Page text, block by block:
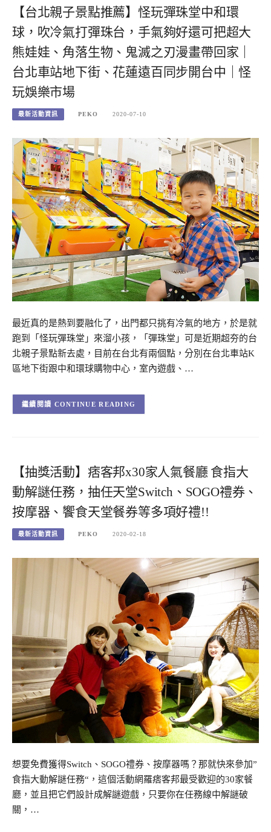
【台北親子景點推薦】怪玩彈珠堂中和環
球，吹冷氣打彈珠台，手氣夠好還可把超大
熊娃娃、角落生物、鬼滅之刃漫畫帶回家｜
台北車站地下街、花蓮遠百同步開台中｜怪
玩娛樂市場
最新活動資訊 PEKO 2020-07-10
最近真的是熱到要融化了，出門都只挑有冷氣的地方，於是就
跑到「怪玩彈珠堂」來溜小孩，「彈珠堂」可是近期超夯的台
北親子景點新去處，目前在台北有兩個點，分別在台北車站K
區地下街跟中和環球購物中心，室內遊戲、…
CONTINUE READING
【抽獎活動】痞客邦x30家人氣餐廳 食指大
動解謎任務，抽任天堂Switch、SOGO禮券、
按摩器、饗食天堂餐券等多項好禮!!
最新活動資訊 PEKO 2020-02-18
想要免費獲得Switch、SOGO禮券、按摩器嗎？那就快來參加”
食指大動解謎任務“，這個活動網羅痞客邦最受歡迎的30家餐
廳，並且把它們設計成解謎遊戲，只要你在任務線中解謎破
關，…